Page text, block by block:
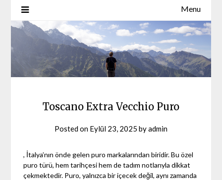
Menu
Toscano Extra Vecchio Puro
Posted on Eylül 23, 2025 byadmin
, İtalya’nın önde gelen puro markalarından biridir. Bu özel
puro türü, hem tarihçesi hem de tadım notlarıyla dikkat
çekmektedir. Puro, yalnızca bir içecek değil, aynı zamanda